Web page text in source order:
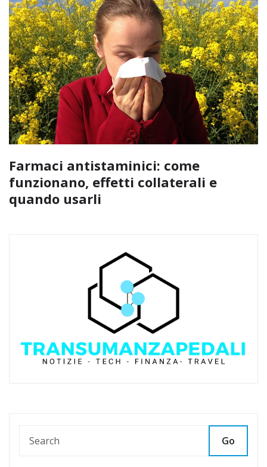
Farmaci antistaminici: come
funzionano, effetti collaterali e
quando usarli
Go